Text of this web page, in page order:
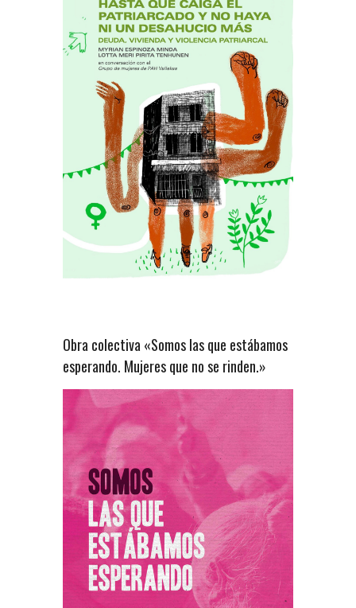
Obra colectiva «Somos las que estábamos
esperando. Mujeres que no se rinden.»